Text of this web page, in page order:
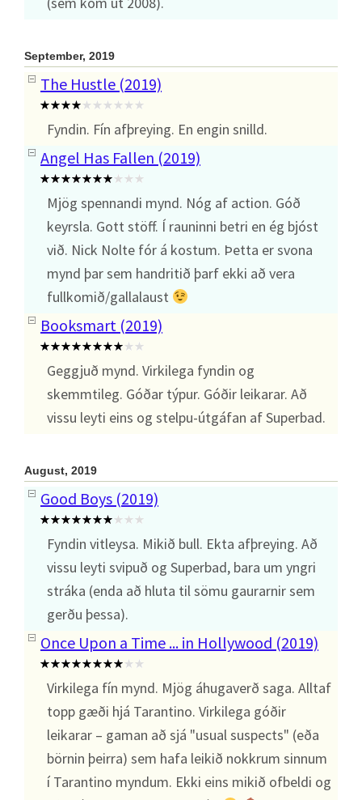
September, 2019
The Hustle (2019)
Fyndin. Fín afþreying. En engin snilld.
Angel Has Fallen (2019)
Mjög spennandi mynd. Nóg af action. Góð
keyrsla. Gott stöff. Í rauninni betri en ég bjóst
við. Nick Nolte fór á kostum. Þetta er svona
mynd þar sem handritið þarf ekki að vera
fullkomið/gallalaust
Booksmart (2019)
Geggjuð mynd. Virkilega fyndin og
skemmtileg. Góðar týpur. Góðir leikarar. Að
vissu leyti eins og stelpu-útgáfan af Superbad.
August, 2019
Good Boys (2019)
Fyndin vitleysa. Mikið bull. Ekta afþreying. Að
vissu leyti svipuð og Superbad, bara um yngri
stráka (enda að hluta til sömu gaurarnir sem
gerðu þessa).
Once Upon a Time ... in Hollywood (2019)
Virkilega fín mynd. Mjög áhugaverð saga. Alltaf
topp gæði hjá Tarantino. Virkilega góðir
leikarar – gaman að sjá "usual suspects" (eða
börnin þeirra) sem hafa leikið nokkrum sinnum
í Tarantino myndum. Ekki eins mikið ofbeldi og